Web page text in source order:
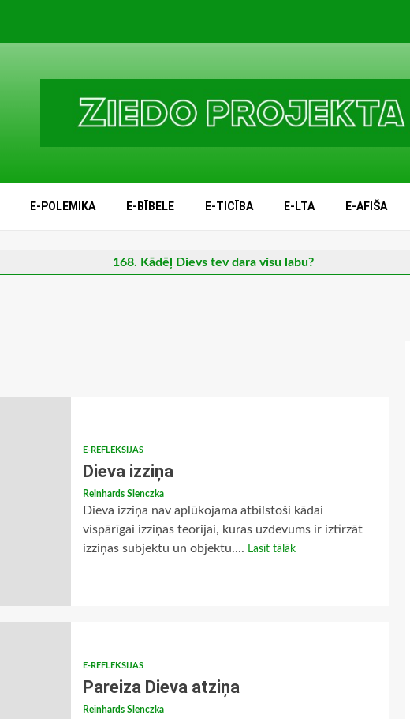
E-POLEMIKA E-BĪBELE E-TICĪBA E-LTA E-AFIŠA
168. Kādēļ Dievs tev dara visu labu?
E-REFLEKSIJAS
Dieva izziņa
Reinhards Slenczka
Dieva izziņa nav aplūkojama atbilstoši kādai
vispārīgai izziņas teorijai, kuras uzdevums ir iztirzāt
izziņas subjektu un objektu.... Lasīt tālāk
E-REFLEKSIJAS
Pareiza Dieva atziņa
Reinhards Slenczka